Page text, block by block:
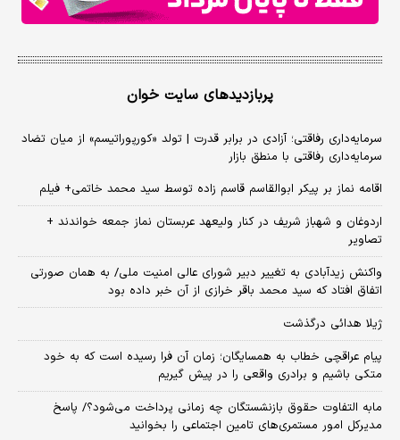
پربازدیدهای سایت خوان
سرمایه‌داری رفاقتی؛ آزادی در برابر قدرت | تولد «کورپوراتیسم» از میان تضاد
سرمایه‌داری رفاقتی با منطق بازار
اقامه نماز بر پیکر ابوالقاسم قاسم زاده توسط سید محمد خاتمی+ فیلم
اردوغان و شهباز شریف در کنار ولیعهد عربستان نماز جمعه خواندند +
تصاویر
واکنش زیدآبادی به تغییر دبیر شورای عالی امنیت ملی/ به همان صورتی
اتفاق افتاد که سید محمد باقر خرازی از آن خبر داده بود
ژیلا هدائی درگذشت
پیام عراقچی خطاب به همسایگان؛ زمان آن فرا رسیده است که به خود
متکی باشیم و برادری واقعی را در پیش گیریم
مابه التفاوت حقوق بازنشستگان چه زمانی پرداخت می‌شود؟/ پاسخ
مدیرکل امور مستمری‌های تامین اجتماعی را بخوانید